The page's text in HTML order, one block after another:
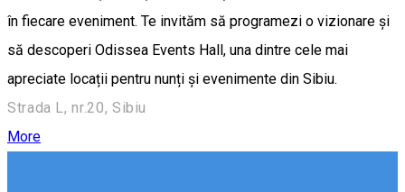
în fiecare eveniment. Te invităm să programezi o vizionare și
să descoperi Odissea Events Hall, una dintre cele mai
apreciate locații pentru nunți și evenimente din Sibiu.
Strada L, nr.20, Sibiu
More